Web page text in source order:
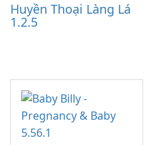
Huyền Thoại Làng Lá
1.2.5